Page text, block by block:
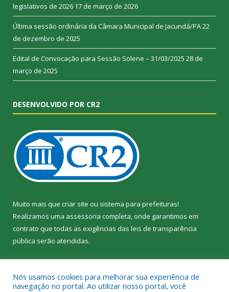
legislativos de 2026 17 de março de 2026
Última sessão ordinária da Câmara Municipal de Jacundá/PA22
de dezembro de 2025
Edital de Convocação para Sessão Solene – 31/03/2025 28 de
março de 2025
DESENVOLVIDO POR CR2
Muito mais que criar site ou sistema para prefeituras!
Realizamos uma assessoria completa, onde garantimos em
contrato que todas as exigências das leis de transparência
pública serão atendidas.
Nós usamos cookies para melhorar sua experiência de
navegação no portal. Ao utilizar nosso portal, você